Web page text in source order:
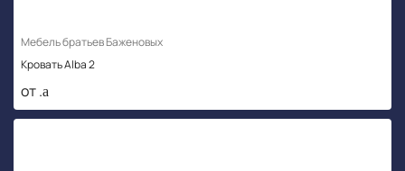
Мебель братьев Баженовых
Кровать Alba 2
от .